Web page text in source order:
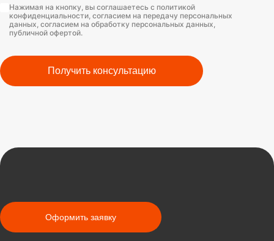
Нажимая на кнопку, вы соглашаетесь с политикой
конфиденциальности, согласием на передачу персональных
данных, согласием на обработку персональных данных,
публичной офертой.
Получить консультацию
Оформить заявку